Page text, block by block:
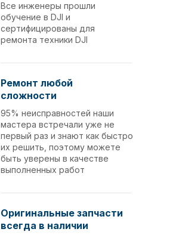
Оригинальные запчасти
всегда в наличии
Все инженеры прошли
обучение в DJI и
сертифицированы для
ремонта техники DJI
Ремонт любой
сложности
95% неисправностей наши
мастера встречали уже не
первый раз и знают как быстро
их решить, поэтому можете
быть уверены в качестве
выполненных работ